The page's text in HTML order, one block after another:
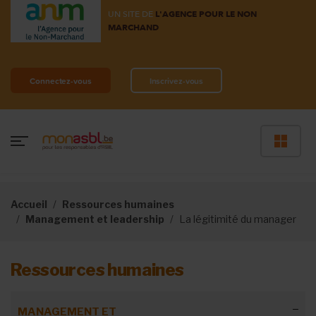
UN SITE DE L'AGENCE POUR LE NON
MARCHAND
Connectez-vous Inscrivez-vous
Accueil
Ressources humaines
Management et leadership
La légitimité du manager
Ressources humaines
MANAGEMENT ET